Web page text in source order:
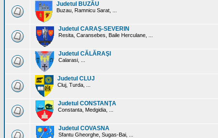
Judetul BUZĂU
Buzau, Ramnicu Sarat, ...
Judetul CARAŞ-SEVERIN
Resita, Caransebes, Baile Herculane, ...
Judetul CĂLĂRAŞI
Calarasi, ...
Judetul CLUJ
Cluj, Turda, ...
Judetul CONSTANŢA
Constanta, Medgidia, ...
Judetul COVASNA
Sfantu Gheorghe, Sugas-Bai, ...